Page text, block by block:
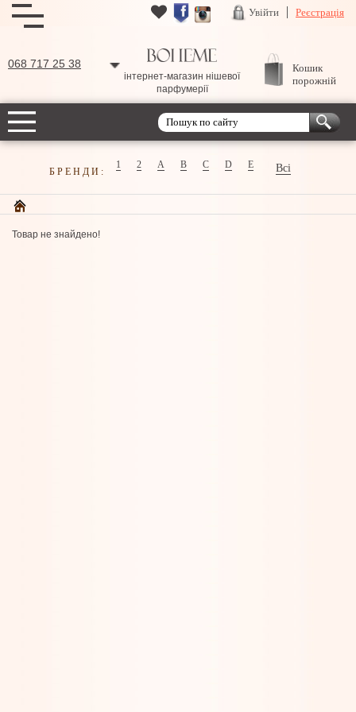
Увійти Реєстрація
068 717 25 38
інтернет-магазин нішевої
парфумерії
Кошик
порожній
БРЕНДИ:
1 2 A B C D E Всі
Товар не знайдено!